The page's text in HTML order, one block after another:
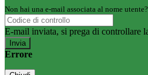
Non hai una e-mail associata al nome
E-mail inviata, si prega di controllare
Errore